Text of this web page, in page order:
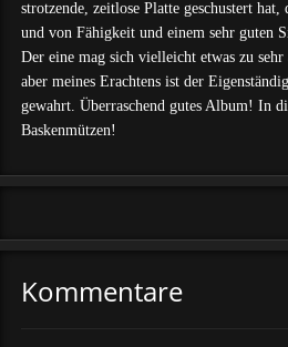
strotzende, zeitlose Platte geschustert
und von Fähigkeit und einem sehr guten
Der eine mag sich vielleicht etwas zu sehr
aber meines Erachtens ist der
gewahrt. Überraschend gutes Album! In
Baskenmützen!
Kommentare